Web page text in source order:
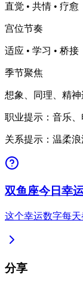
直觉 • 共情 • 疗愈
宫位节奏
适应 • 学习 • 桥接
季节聚焦
想象、同理、精神
职业提示：音乐、
关系提示：温柔浪
双鱼座今日幸
这个幸运数字每天
分享